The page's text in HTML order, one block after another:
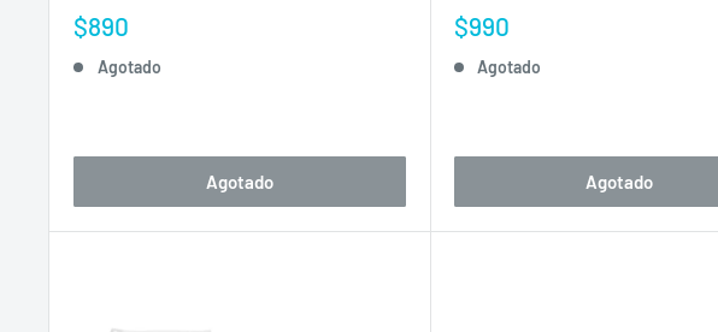
Precio
venta
$890
Agotado
Agotado
Precio
venta
$990
Agotado
Agotado